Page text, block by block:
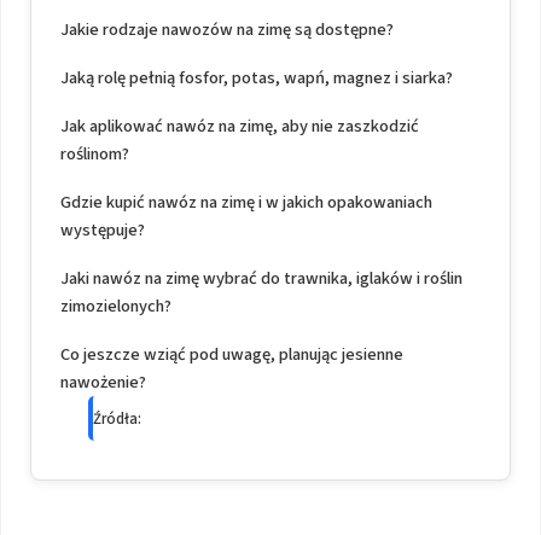
Jakie rodzaje nawozów na zimę są dostępne?
Jaką rolę pełnią fosfor, potas, wapń, magnez i siarka?
Jak aplikować nawóz na zimę, aby nie zaszkodzić
roślinom?
Gdzie kupić nawóz na zimę i w jakich opakowaniach
występuje?
Jaki nawóz na zimę wybrać do trawnika, iglaków i roślin
zimozielonych?
Co jeszcze wziąć pod uwagę, planując jesienne
nawożenie?
Źródła: